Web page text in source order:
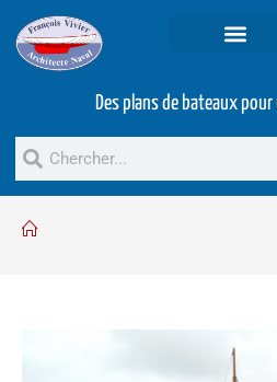
Des plans de bateaux